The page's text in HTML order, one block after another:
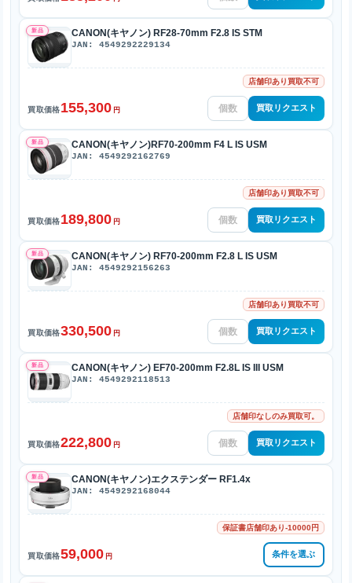
新品 CANON(キヤノン) RF28-70mm F2.8 IS STM
JAN: 4549292229134
店舗印あり買取不可
買取価格155,300 円 買取リクエスト
新品 CANON(キヤノン)RF70-200mm F4 L IS USM
JAN: 4549292162769
店舗印あり買取不可
買取価格189,800 円 買取リクエスト
新品 CANON(キヤノン) RF70-200mm F2.8 L IS USM
JAN: 4549292156263
店舗印あり買取不可
買取価格330,500 円 買取リクエスト
新品 CANON(キヤノン) EF70-200mm F2.8L IS III USM
JAN: 4549292118513
店舗印なしのみ買取可。
買取価格222,800 円 買取リクエスト
新品 CANON(キヤノン)エクステンダー RF1.4x
JAN: 4549292168044
保証書店舗印あり-10000円
買取価格59,000 円 条件を選ぶ